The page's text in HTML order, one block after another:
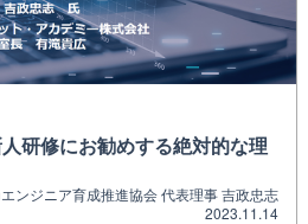
研修にお勧めする絶対的な理
ンジニア育成推進協会 代表理事 吉政忠志
2023.11.14